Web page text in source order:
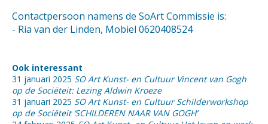
Contactpersoon namens de SoArt Commissie is:
- Ria van der Linden, Mobiel 0620408524
Ook interessant
31 januari 2025 SO Art Kunst- en Cultuur Vincent van Gogh
op de Sociëteit: Lezing Aldwin Kroeze
31 januari 2025 SO Art Kunst- en Cultuur Schilderworkshop
op de Sociëteit ‘SCHILDEREN NAAR VAN GOGH’